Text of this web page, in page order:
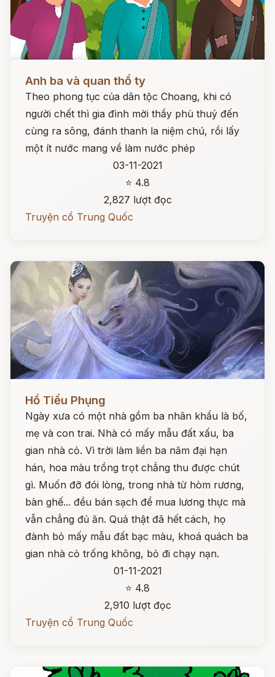
Anh ba và quan thổ ty
Theo phong tục của dân tộc Choang, khi có
người chết thì gia đình mời thầy phù thuỷ đến
cùng ra sông, đánh thanh la niệm chú, rồi lấy
một ít nước mang về làm nước phép
03-11-2021
⭐ 4.8
2,827 lượt đọc
Truyện cổ Trung Quốc
Đọc ngay
Hồ Tiểu Phụng
Ngày xưa có một nhà gồm ba nhân khẩu là bố,
mẹ và con trai. Nhà có mấy mẫu đất xấu, ba
gian nhà cỏ. Vì trời làm liền ba năm đại hạn
hán, hoa màu trồng trọt chẳng thu được chút
gì. Muốn đỡ đói lòng, trong nhà từ hòm rương,
bàn ghế... đều bán sạch để mua lương thực mà
vẫn chẳng đủ ăn. Quả thật đã hết cách, họ
đành bỏ mấy mẫu đất bạc màu, khoá quách ba
gian nhà cỏ trống không, bỏ đi chạy nạn.
01-11-2021
⭐ 4.8
2,910 lượt đọc
Truyện cổ Trung Quốc